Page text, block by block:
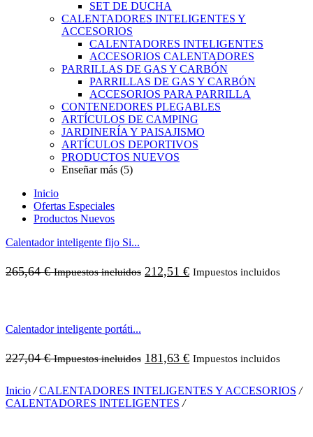
SET DE DUCHA
CALENTADORES INTELIGENTES Y
ACCESORIOS
CALENTADORES INTELIGENTES
ACCESORIOS CALENTADORES
PARRILLAS DE GAS Y CARBÓN
PARRILLAS DE GAS Y CARBÓN
ACCESORIOS PARA PARRILLA
CONTENEDORES PLEGABLES
ARTÍCULOS DE CAMPING
JARDINERÍA Y PAISAJISMO
ARTÍCULOS DEPORTIVOS
PRODUCTOS NUEVOS
Enseñar más (5)
Inicio
Ofertas Especiales
Productos Nuevos
Calentador inteligente fijo Si...
265,64€ Impuestos incluidos 212,51 € Impuestos incluidos
Calentador inteligente portáti...
227,04€ Impuestos incluidos 181,63 € Impuestos incluidos
Inicio / CALENTADORES INTELIGENTES Y ACCESORIOS /
CALENTADORES INTELIGENTES /